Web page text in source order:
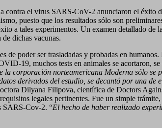
contra el virus SARS-CoV-2 anunciaron el
puesto que los resultados sólo son
a tales experimentos. Un examen detallado de
de dichas vacunas.
poder ser trasladadas y probadas en
19, muchos tests en animales se acortaron,
corporación norteamericana Moderna sólo se
derivados del estudio, se decantó por una
Dilyana Filipova, científica de Doctors
legales pertinentes. Fue un simple
SARS-Cov-2. “El hecho de haber realizado